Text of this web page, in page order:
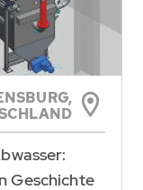
Geschichte